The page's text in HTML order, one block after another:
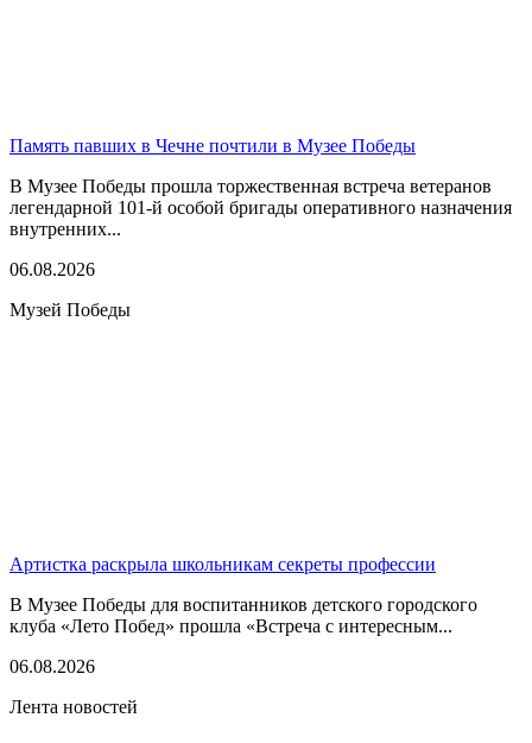
Память павших в Чечне почтили в Музее Победы
В Музее Победы прошла торжественная встреча ветеранов
легендарной 101-й особой бригады оперативного назначения
внутренних...
06.08.2026
Музей Победы
Артистка раскрыла школьникам секреты профессии
В Музее Победы для воспитанников детского городского
клуба «Лето Побед» прошла «Встреча с интересным...
06.08.2026
Лента новостей